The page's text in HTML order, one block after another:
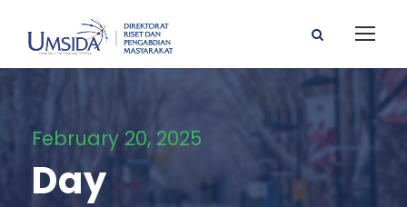
February 20, 2025
Day